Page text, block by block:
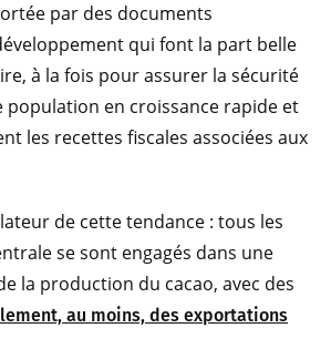
par des documents
qui font la part belle
à la fois pour assurer la sécurité
population en croissance rapide et
les recettes fiscales associées aux
de cette tendance : tous les
se sont engagés dans une
la production du cacao, avec des
au moins, des exportations